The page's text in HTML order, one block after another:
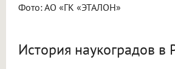
Фото: АО «ГК «ЭТАЛОН»
История наукоградов в